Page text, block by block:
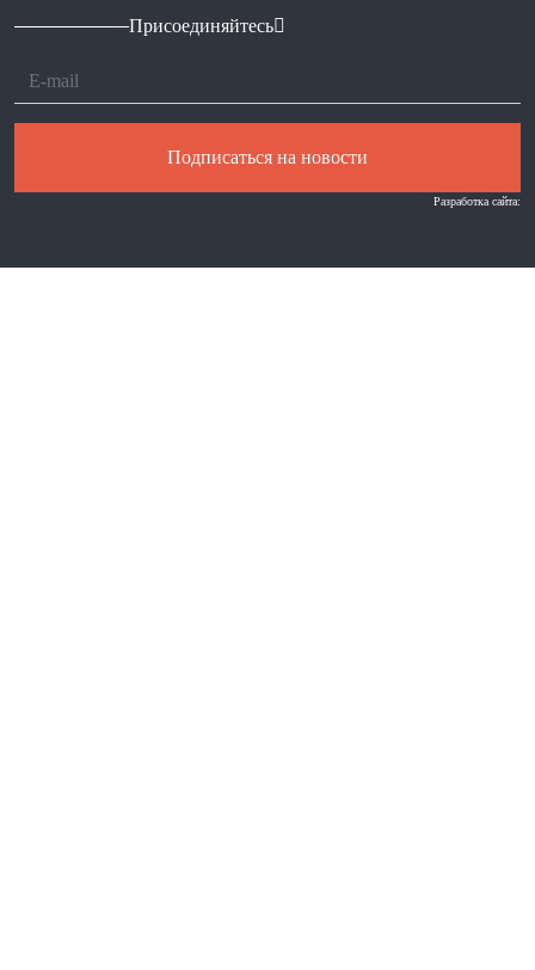
Присоединяйтесь
Подписаться на новости
Разработка сайта: